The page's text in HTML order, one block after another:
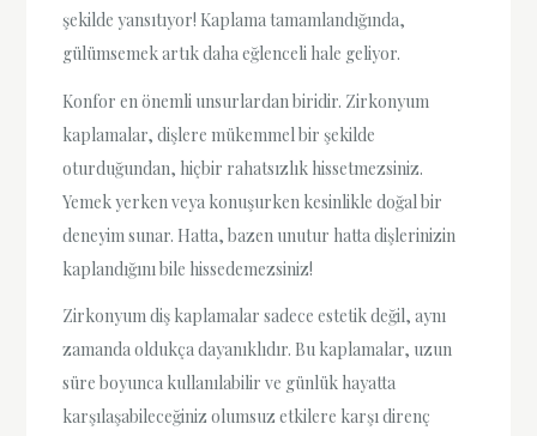
şekilde yansıtıyor! Kaplama tamamlandığında,
gülümsemek artık daha eğlenceli hale geliyor.
Konfor en önemli unsurlardan biridir. Zirkonyum
kaplamalar, dişlere mükemmel bir şekilde
oturduğundan, hiçbir rahatsızlık hissetmezsiniz.
Yemek yerken veya konuşurken kesinlikle doğal bir
deneyim sunar. Hatta, bazen unutur hatta dişlerinizin
kaplandığını bile hissedemezsiniz!
Zirkonyum diş kaplamalar sadece estetik değil, aynı
zamanda oldukça dayanıklıdır. Bu kaplamalar, uzun
süre boyunca kullanılabilir ve günlük hayatta
karşılaşabileceğiniz olumsuz etkilere karşı direnç